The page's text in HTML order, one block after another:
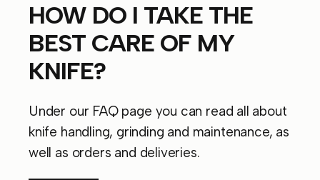
HOW DO I TAKE THE
BEST CARE OF MY
KNIFE?
Under our FAQ page you can read all about
knife handling, grinding and maintenance, as
well as orders and deliveries.